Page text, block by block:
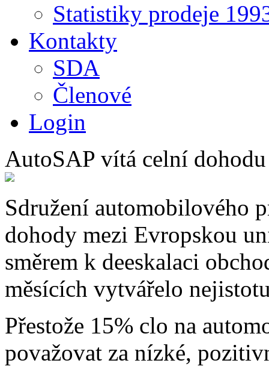
Statistiky prodeje
Kontakty
SDA
Členové
Login
AutoSAP vítá celní
Sdružení automobilového
dohody mezi Evropskou
směrem k deeskalaci
měsících vytvářelo
Přestože 15% clo na
považovat za nízké,